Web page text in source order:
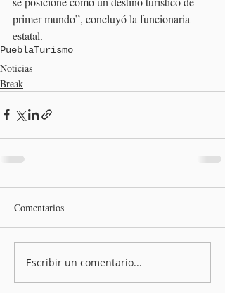
primer mundo”, concluyó la funcionaria
estatal.
PueblaTurismo
Noticias
Break
Comentarios
Escribir un comentario...